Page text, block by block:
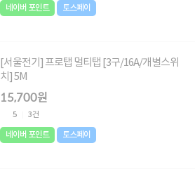
네이버 포인트 토스페이
[서울전기] 프로탭 멀티탭 [3구/16A/개별스위
치] 5M
15,700원
5 3건
네이버 포인트 토스페이